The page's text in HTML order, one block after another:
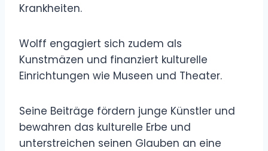
Krankheiten.
Wolff engagiert sich zudem als
Kunstmäzen und finanziert kulturelle
Einrichtungen wie Museen und Theater.
Seine Beiträge fördern junge Künstler und
bewahren das kulturelle Erbe und
unterstreichen seinen Glauben an eine